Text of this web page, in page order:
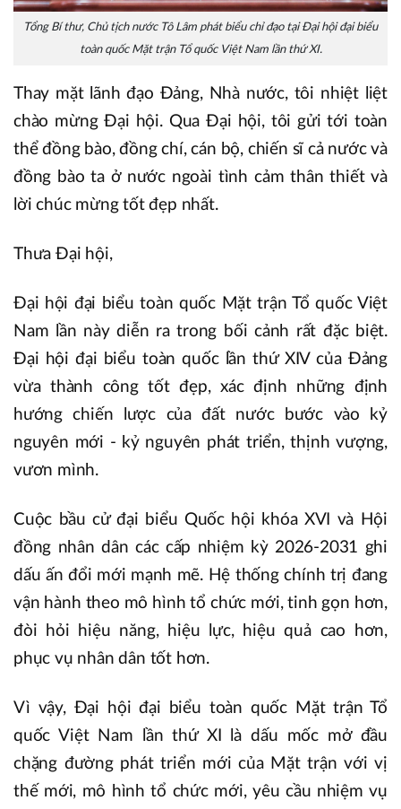
Tổng Bí thư, Chủ tịch nước Tô Lâm phát biểu chỉ đạo tại Đại hội đại biểu
toàn quốc Mặt trận Tổ quốc Việt Nam lần thứ XI.
Thay mặt lãnh đạo Đảng, Nhà nước, tôi nhiệt liệt
chào mừng Đại hội. Qua Đại hội, tôi gửi tới toàn
thể đồng bào, đồng chí, cán bộ, chiến sĩ cả nước và
đồng bào ta ở nước ngoài tình cảm thân thiết và
lời chúc mừng tốt đẹp nhất.
Thưa Đại hội,
Đại hội đại biểu toàn quốc Mặt trận Tổ quốc Việt
Nam lần này diễn ra trong bối cảnh rất đặc biệt.
Đại hội đại biểu toàn quốc lần thứ XIV của Đảng
vừa thành công tốt đẹp, xác định những định
hướng chiến lược của đất nước bước vào kỷ
nguyên mới - kỷ nguyên phát triển, thịnh vượng,
vươn mình.
Cuộc bầu cử đại biểu Quốc hội khóa XVI và Hội
đồng nhân dân các cấp nhiệm kỳ 2026-2031 ghi
dấu ấn đổi mới mạnh mẽ. Hệ thống chính trị đang
vận hành theo mô hình tổ chức mới, tinh gọn hơn,
đòi hỏi hiệu năng, hiệu lực, hiệu quả cao hơn,
phục vụ nhân dân tốt hơn.
Vì vậy, Đại hội đại biểu toàn quốc Mặt trận Tổ
quốc Việt Nam lần thứ XI là dấu mốc mở đầu
chặng đường phát triển mới của Mặt trận với vị
thế mới, mô hình tổ chức mới, yêu cầu nhiệm vụ